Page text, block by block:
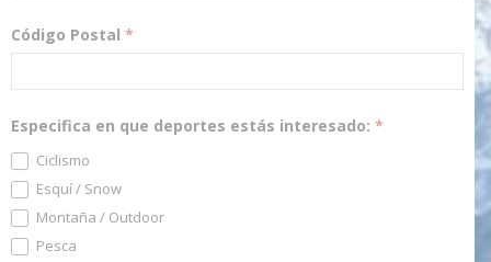
Código Postal *
Especifica en que deportes estás interesado: *
Ciclismo
Esquí / Snow
Montaña / Outdoor
Pesca